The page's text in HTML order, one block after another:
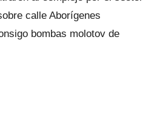
calle Aborígenes
bombas molotov de